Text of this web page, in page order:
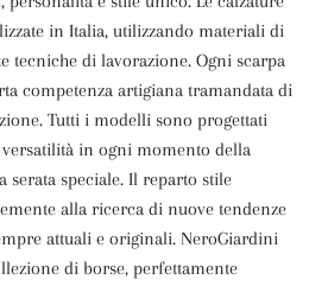
in Italia, utilizzando materiali di
tecniche di lavorazione. Ogni scarpa
competenza artigiana tramandata di
Tutti i modelli sono progettati
in ogni momento della
serata speciale. Il reparto stile
alla ricerca di nuove tendenze
attuali e originali. NeroGiardini
di borse, perfettamente